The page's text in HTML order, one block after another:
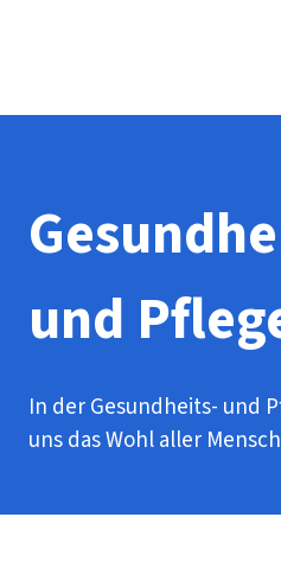
und
In der Gesundheits- und
uns das Wohl aller